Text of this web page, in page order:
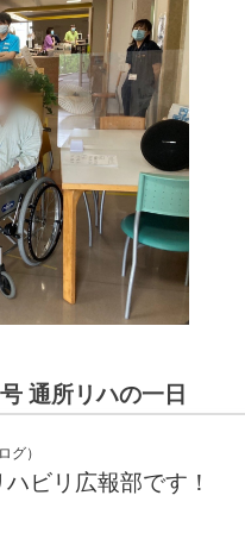
通所リハの一日
グ）
ビリ広報部です！